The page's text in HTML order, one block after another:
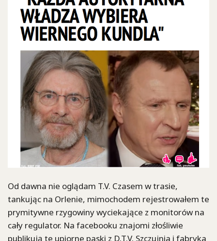
Od dawna nie oglądam T.V. Czasem w trasie,
tankując na Orlenie, mimochodem rejestrowałem te
prymitywne rzygowiny wyciekające z monitorów na
cały regulator. Na facebooku znajomi złośliwie
publikują te upiorne paski z D.T.V. Szczujnia i fabryka